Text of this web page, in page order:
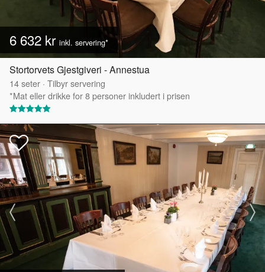
6 632 kr inkl. servering*
Stortorvets Gjestgiveri - Annestua
14seter · Tilbyr servering
*Mat eller drikke for 8 personer inkludert i prisen